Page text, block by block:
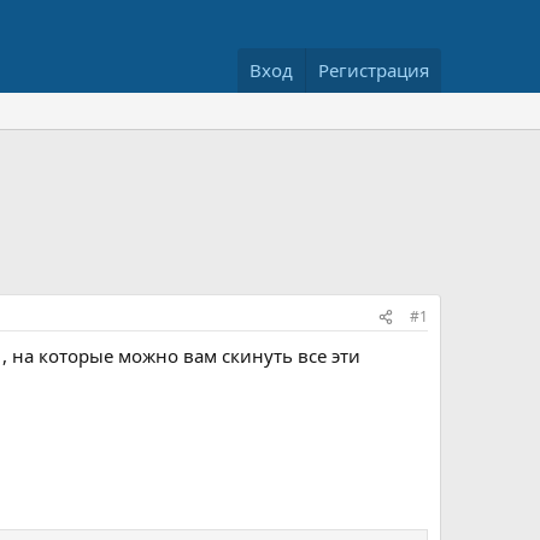
Вход Регистрация
#1
которые можно вам скинуть все эти